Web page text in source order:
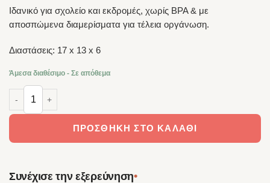
Ιδανικό για σχολείο και εκδρομές, χωρίς BPA & με
αποσπώμενα διαμερίσματα για τέλεια οργάνωση.
Διαστάσεις: 17 x 13 x 6
Άμεσα διαθέσιμο - Σε απόθεμα
The Cotton Cloud Φαγητοδοχείο Ανοξείδωτο – Confetti ποσότητα
ΠΡΟΣΘΉΚΗ ΣΤΟ ΚΑΛΆΘΙ
Συνέχισε την εξερεύνηση•